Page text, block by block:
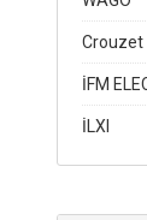
Crouzet
İFM
İLXI